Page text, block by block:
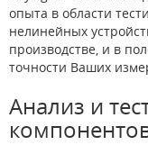
опыта в области
нелинейных
производстве, и в
точности Ваших
Анализ и